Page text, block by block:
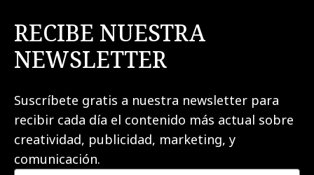
RECIBE NUESTRA
NEWSLETTER
Suscríbete gratis a nuestra newsletter para
recibir cada día el contenido más actual sobre
creatividad, publicidad, marketing, y
comunicación.